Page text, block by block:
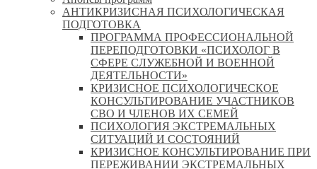
АНТИКРИЗИСНАЯ ПСИХОЛОГИЧЕСКАЯ
ПОДГОТОВКА
ПРОГРАММА ПРОФЕССИОНАЛЬНОЙ
ПЕРЕПОДГОТОВКИ «ПСИХОЛОГ В
СФЕРЕ СЛУЖЕБНОЙ И ВОЕННОЙ
ДЕЯТЕЛЬНОСТИ»
КРИЗИСНОЕ ПСИХОЛОГИЧЕСКОЕ
КОНСУЛЬТИРОВАНИЕ УЧАСТНИКОВ
СВО И ЧЛЕНОВ ИХ СЕМЕЙ
ПСИХОЛОГИЯ ЭКСТРЕМАЛЬНЫХ
СИТУАЦИЙ И СОСТОЯНИЙ
КРИЗИСНОЕ КОНСУЛЬТИРОВАНИЕ ПРИ
ПЕРЕЖИВАНИИ ЭКСТРЕМАЛЬНЫХ